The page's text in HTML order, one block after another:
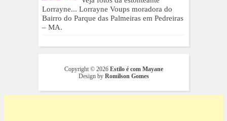
Lorrayne... Lorrayne Voups moradora do
Bairro do Parque das Palmeiras em Pedreiras
– MA.
Copyright © 2026 Estilo é com Mayane
Design by Romilson Gomes